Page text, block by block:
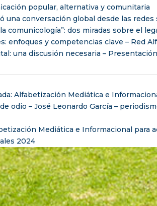
popular, alternativa y comunitaria
una conversación global desde las redes
comunicología”: dos miradas sobre el
enfoques y competencias clave – Red
una discusión necesaria –
Alfabetización Mediática e
odio – José Leonardo García –
Mediática e Informacional para
2024